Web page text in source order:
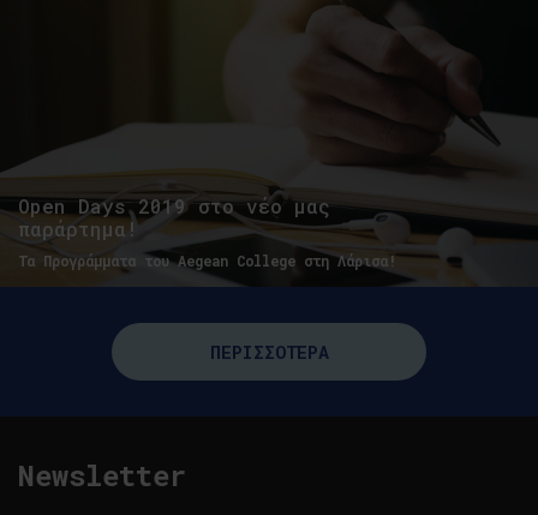
Open Days 2019 στο νέο μας
παράρτημα!
Τα Προγράμματα του Aegean College στη Λάρισα!
ΠΕΡΙΣΣΟΤΕΡΑ
Newsletter